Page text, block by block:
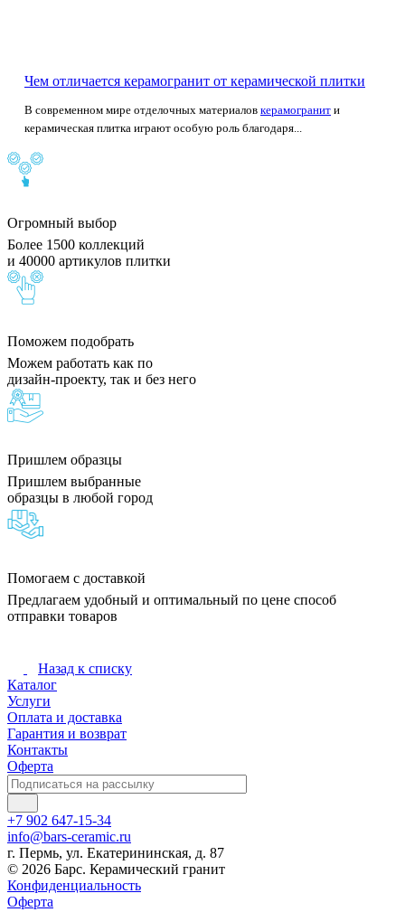
Чем отличается керамогранит от керамической плитки
В современном мире отделочных материалов керамогранит и
керамическая плитка играют особую роль благодаря...
Огромный выбор
Более 1500 коллекций
и 40000 артикулов плитки
Поможем подобрать
Можем работать как по
дизайн-проекту, так и без него
Пришлем образцы
Пришлем выбранные
образцы в любой город
Помогаем с доставкой
Предлагаем удобный и оптимальный по цене способ
отправки товаров
Назад к списку
Каталог
Услуги
Оплата и доставка
Гарантия и возврат
Контакты
Оферта
+7 902 647-15-34
info@bars-ceramic.ru
г. Пермь, ул. Екатерининская, д. 87
© 2026 Барс. Керамический гранит
Конфиденциальность
Оферта